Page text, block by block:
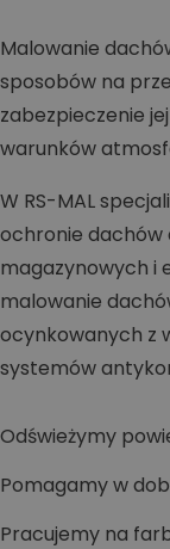
Malowanie
sposobów na
zabezpieczenie
warunków
W RS-MAL
ochronie dachów
magazynowych i
malowanie
ocynkowanych z
systemów
Odświeżymy
Pomagamy w
Pracujemy na